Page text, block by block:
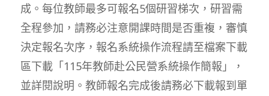
成。每位教師最多可報名5個研習梯次，研習需
全程參加，請務必注意開課時間是否重複，審慎
決定報名次序，報名系統操作流程請至檔案下載
區下載「115年教師赴公民營系統操作簡報」，
並詳閱說明。教師報名完成後請務必下載報到單